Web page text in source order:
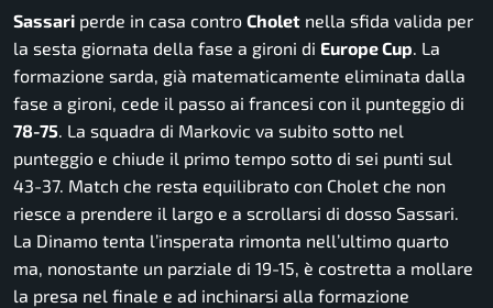
Sassari perde in casa contro Cholet nella sfida valida per
la sesta giornata della fase a gironi di Europe Cup. La
formazione sarda, già matematicamente eliminata dalla
fase a gironi, cede il passo ai francesi con il punteggio di
78-75. La squadra di Markovic va subito sotto nel
punteggio e chiude il primo tempo sotto di sei punti sul
43-37. Match che resta equilibrato con Cholet che non
riesce a prendere il largo e a scrollarsi di dosso Sassari.
La Dinamo tenta l’insperata rimonta nell’ultimo quarto
ma, nonostante un parziale di 19-15, è costretta a mollare
la presa nel finale e ad inchinarsi alla formazione